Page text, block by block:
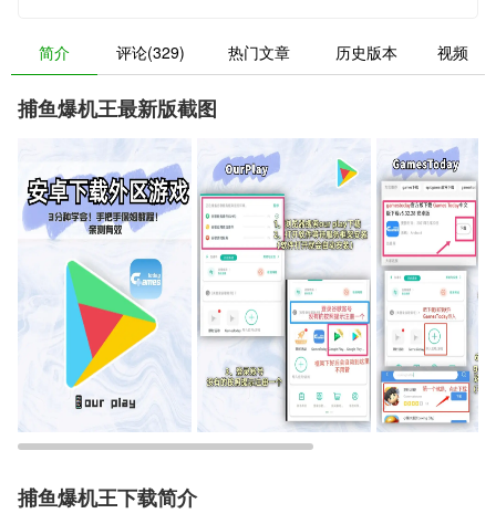
简介 评论(329) 热门文章 历史版本 视频
捕鱼爆机王最新版截图
捕鱼爆机王下载简介